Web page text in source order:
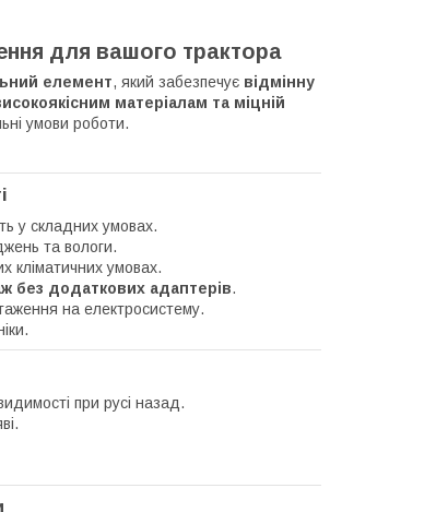
для вашого трактора
елемент, який забезпечує відмінну
матеріалам та міцній
умови роботи.
у складних умовах.
та вологи.
кліматичних умовах.
без додаткових адаптерів.
на електросистему.
при русі назад.